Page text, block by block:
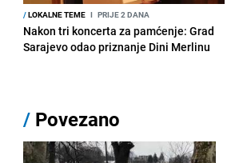
/LOKALNE TEME I PRIJE 2 DANA
Nakon tri koncerta za pamćenje: Grad
Sarajevo odao priznanje Dini Merlinu
/ Povezano